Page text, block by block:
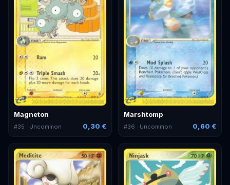
Magneton
#35 · Uncommon 0,30 €
Marshtomp
#36 · Uncommon 0,60 €